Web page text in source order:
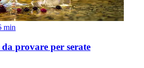
min
provare per serate